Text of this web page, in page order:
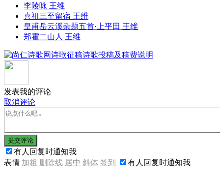
李陵咏 王维
喜祖三至留宿 王维
皇甫岳云溪杂题五首·上平田 王维
郑霍二山人 王维
发表我的评论
取消评论
提交评论
有人回复时通知我
表情 加粗 删除线 居中 斜体 签到 有人回复时通知我